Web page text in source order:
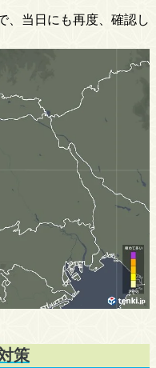
当日にも再度、確認し
策